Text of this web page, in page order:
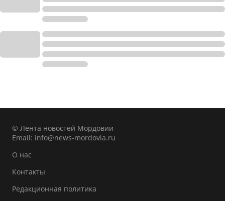
© Лента новостей Мордовии
Email: info@news-mordovia.ru
О нас
Контакты
Редакционная политика